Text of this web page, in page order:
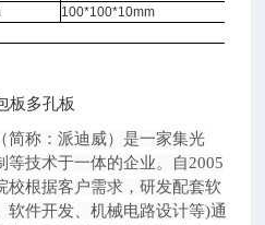
100*100*10mm
简称：派迪威）是一家集光
等技术于一体的企业。自2005
校根据客户需求，研发配套软
软件开发、机械电路设计等)通